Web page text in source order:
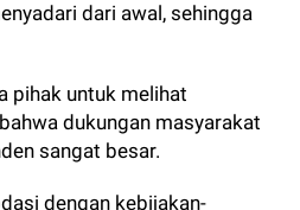
dari awal, sehingga
pihak untuk melihat
dukungan masyarakat
sangat besar.
dengan kebijakan-